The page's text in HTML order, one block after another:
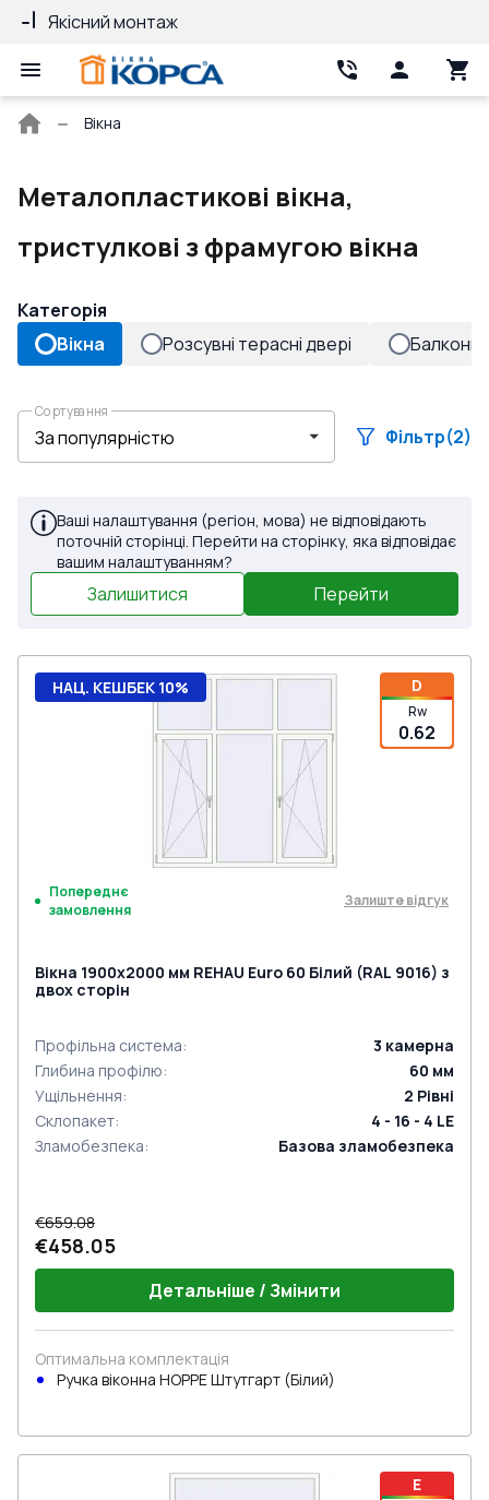
Якісний монтаж
Головна
Вікна
Металопластикові вікна,
тристулкові з фрамугою вікна
Категорія
Вікна
Розсувні терасні двері Балконні
Сортування
Фільтр(2)
Ваші налаштування (регіон, мова) не відповідають
поточній сторінці. Перейти на сторінку, яка відповідає
вашим налаштуванням?
Залишитися Перейти
D
Rw
0.62
НАЦ. КЕШБЕК 10%
Попереднє
замовлення
Залиште відгук
Вікна 1900x2000 мм REHAU Euro 60 Білий (RAL 9016) з
двох сторін
Профільна система: 3 камерна
Глибина профілю: 60 мм
Ущільнення: 2 Рівні
Склопакет:
4 - 16 - 4 LE
Зламобезпека: Базова зламобезпека
€659.08
€458.05
Детальніше / Змінити
Оптимальна комплектація
Ручка віконна HOPPE Штутгарт (Білий)
E